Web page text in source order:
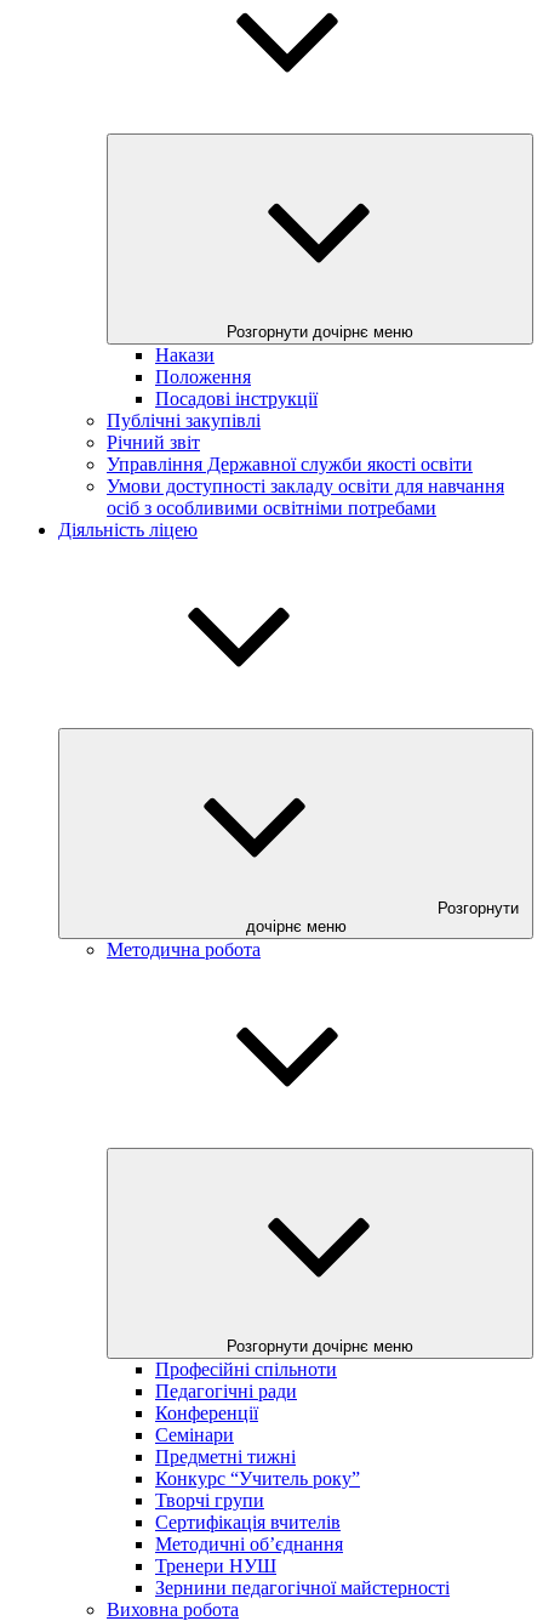
Розгорнути дочірнє меню
Накази
Положення
Посадові інструкції
Публічні закупівлі
Річний звіт
Управління Державної служби якості освіти
Умови доступності закладу освіти для навчання
осіб з особливими освітніми потребами
Діяльність ліцею
Розгорнути
дочірнє меню
Методична робота
Розгорнути дочірнє меню
Професійні спільноти
Педагогічні ради
Конференції
Семінари
Предметні тижні
Конкурс “Учитель року”
Творчі групи
Сертифікація вчителів
Методичні об’єднання
Тренери НУШ
Зернини педагогічної майстерності
Виховна робота